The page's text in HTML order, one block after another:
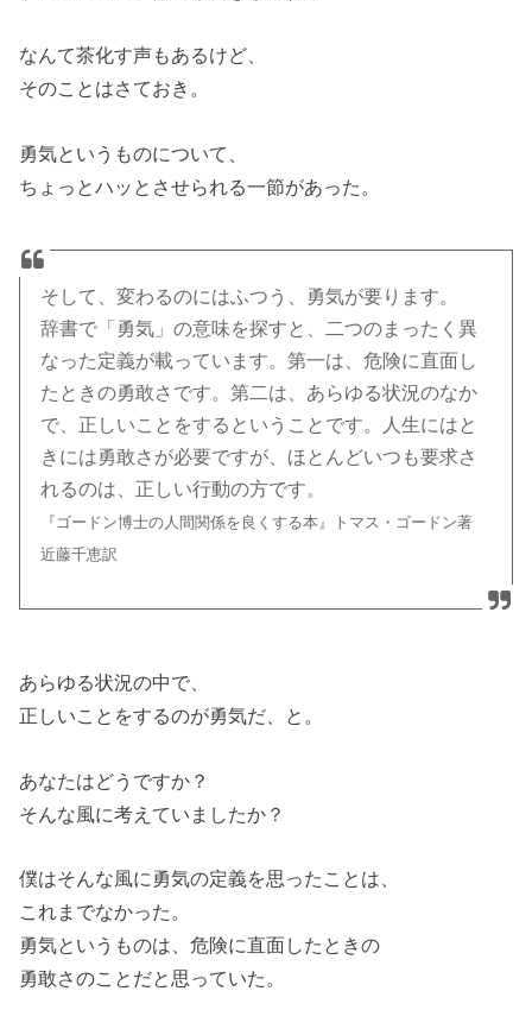
なんて茶化す声もあるけど、
そのことはさておき。
勇気というものについて、
ちょっとハッとさせられる一節があった。
そして、変わるのにはふつう、勇気が要ります。
辞書で「勇気」の意味を探すと、二つのまったく異
なった定義が載っています。第一は、危険に直面し
たときの勇敢さです。第二は、あらゆる状況のなか
で、正しいことをするということです。人生にはと
きには勇敢さが必要ですが、ほとんどいつも要求さ
れるのは、正しい行動の方です。
『ゴードン博士の人間関係を良くする本』トマス・ゴードン著
近藤千恵訳
あらゆる状況の中で、
正しいことをするのが勇気だ、と。
あなたはどうですか？
そんな風に考えていましたか？
僕はそんな風に勇気の定義を思ったことは、
これまでなかった。
勇気というものは、危険に直面したときの
勇敢さのことだと思っていた。